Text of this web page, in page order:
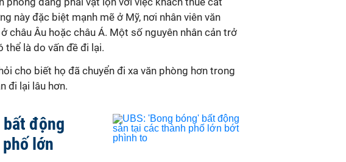
này đặc biệt mạnh mẽ ở Mỹ, nơi nhân viên văn
châu Âu hoặc châu Á. Một số nguyên nhân cản trở
thể là do vấn đề đi lại.
cho biết họ đã chuyển đi xa văn phòng hơn trong
đi lại lâu hơn.
bất động
lớn